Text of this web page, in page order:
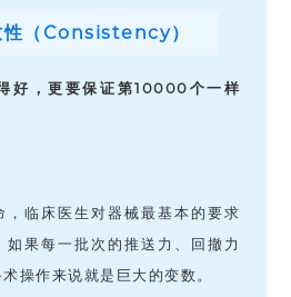
性（Consistency）
好，更要保证第10000个一样
，临床医生对器械最基本的要求
如果每一批次的推送力、回撤力
操作来说就是巨大的变数。